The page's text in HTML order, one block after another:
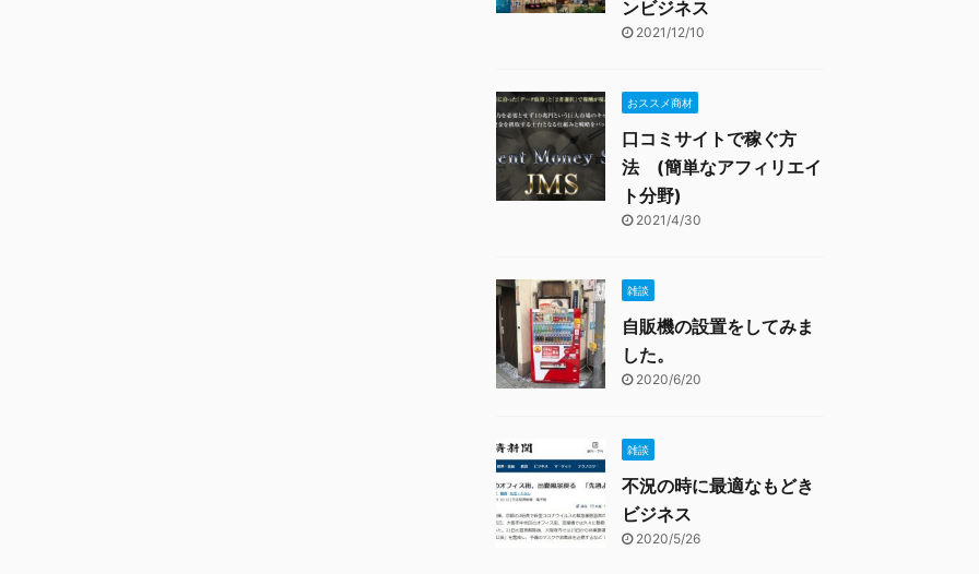
ンビジネス
2021/12/10
おススメ商材
口コミサイトで稼ぐ方
法 (簡単なアフィリエイ
ト分野)
2021/4/30
雑談
自販機の設置をしてみま
した。
2020/6/20
雑談
不況の時に最適なもどき
ビジネス
2020/5/26